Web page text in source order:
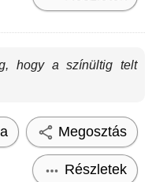
hogy a színültig telt
Megosztás
Részletek